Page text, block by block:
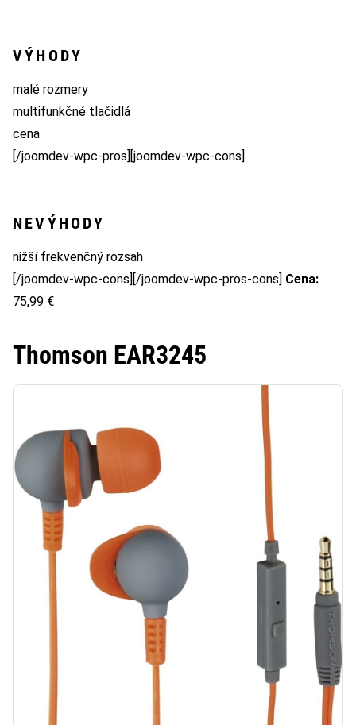
VÝHODY
malé rozmery
multifunkčné tlačidlá
cena
[/joomdev-wpc-pros][joomdev-wpc-cons]
NEVÝHODY
nižší frekvenčný rozsah
[/joomdev-wpc-cons][/joomdev-wpc-pros-cons] Cena:
75,99 €
Thomson EAR3245